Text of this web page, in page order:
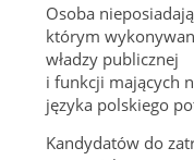
Osoba
którym
władzy publicznej
i funkcji mających
języka polskiego
Kandydatów do